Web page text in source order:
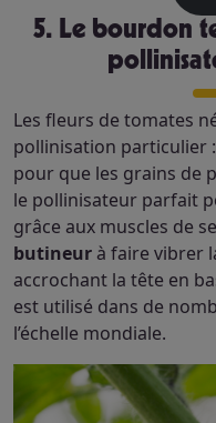
5. Le bourdon terrestre est le principal
Les fleurs de tomates
pollinisation particulier
pour que les grains de
le pollinisateur parfait
grâce aux muscles de
butineur à faire vibrer
accrochant la tête en
est utilisé dans de
l’échelle mondiale.